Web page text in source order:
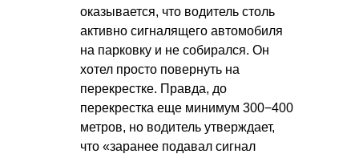
оказывается, что водитель столь
активно сигналящего автомобиля
на парковку и не собирался. Он
хотел просто повернуть на
перекрестке. Правда, до
перекрестка еще минимум 300−400
метров, но водитель утверждает,
что «заранее подавал сигнал